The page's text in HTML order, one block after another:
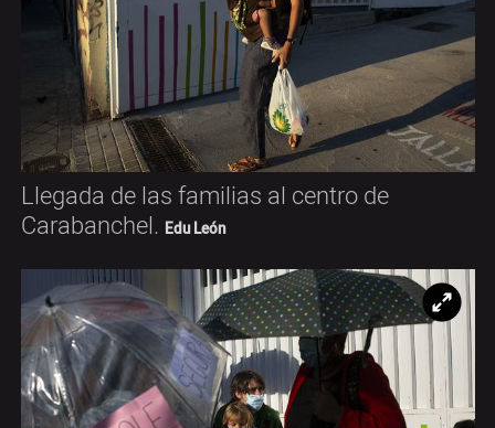
Llegada de las familias al centro de
Carabanchel. Edu León